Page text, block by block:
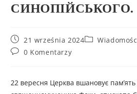
СИНОПІЙСЬКОГО.
21 września 2024
0 Komentarzy
22 вересня Церква вшановує пам’ять